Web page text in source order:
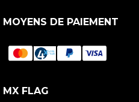
MOYENS DE PAIEMENT
MX FLAG